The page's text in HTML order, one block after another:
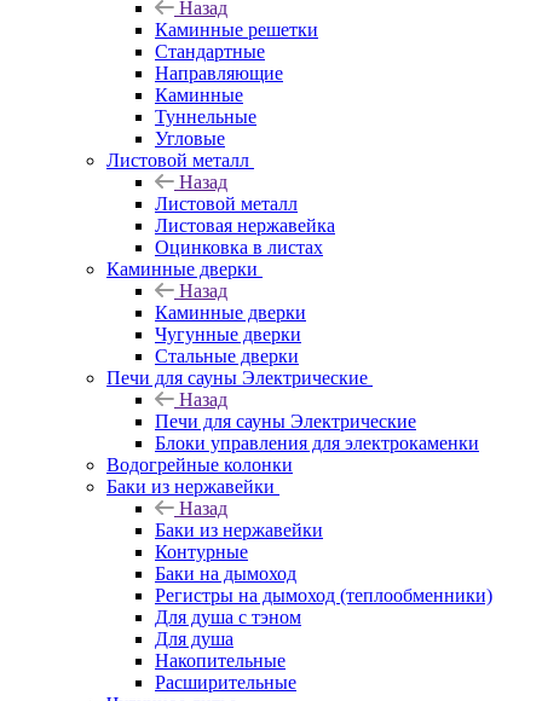
Назад
Каминные решетки
Стандартные
Направляющие
Каминные
Туннельные
Угловые
Листовой металл
Назад
Листовой металл
Листовая нержавейка
Оцинковка в листах
Каминные дверки
Назад
Каминные дверки
Чугунные дверки
Стальные дверки
Печи для сауны Электрические
Назад
Печи для сауны Электрические
Блоки управления для электрокаменки
Водогрейные колонки
Баки из нержавейки
Назад
Баки из нержавейки
Контурные
Баки на дымоход
Регистры на дымоход (теплообменники)
Для душа с тэном
Для душа
Накопительные
Расширительные